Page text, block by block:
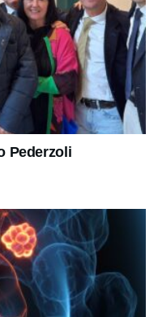
Pederzoli